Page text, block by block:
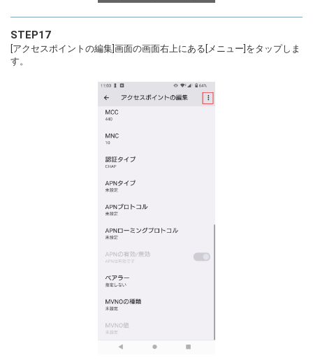
STEP17
[アクセスポイントの編集]画面の画面右上にある[メニュー]をタップしま
す。